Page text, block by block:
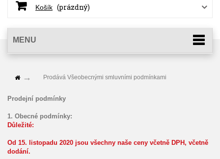
Košík (prázdný)
MENU
Prodává Všeobecnými smluvními podmínkami
Prodejní podmínky
1. Obecné podmínky:
Důležité:
Od 15. listopadu 2020 jsou všechny naše ceny včetně DPH, včetně
dodání.